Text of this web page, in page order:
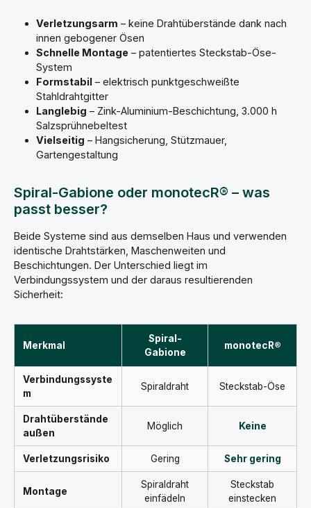
im Lieferumfang enthalten?Im Lieferumfang sind alle benötigten
Gittermatten, Steckschließen und Distanzhalter für den
vollständigen Aufbau enthalten. Die genaue Stückliste finden Sie
in der beiliegenden Montageanleitung.Brauche ich
Spezialwerkzeug für die Montage?Nein. Die Steckschließen
werden von oben durch die Ösen eingefädelt – kein Werkzeug
nötig. Lediglich für das Zubiegen der Distanzhalterenden wird
eine einfache Zange benötigt.Kann ich monotecR® Gabionen mit
Spiralgabionen kombinieren?Ja, beide Systeme sind
dimensional kompatibel und können in einem Projekt
nebeneinander eingesetzt werden. Da die Verbindungstechnik
unterschiedlich ist, werden sie jedoch getrennt aufgebaut.Wie
lange dauert die Lieferung?Größere Körbe werden per Spedition
Montageanleitung herunterladen (PDF)
Verletzungsarm – keine Drahtüberstände dank nach
innen gebogener Ösen
Schnelle Montage – patentiertes Steckstab-Öse-
System
Formstabil – elektrisch punktgeschweißte
Stahldrahtgitter
Langlebig – Zink-Aluminium-Beschichtung, 3.000 h
Salzsprühnebeltest
Vielseitig – Hangsicherung, Stützmauer,
Gartengestaltung
Spiral-Gabione oder monotecR® – was
passt besser?
Beide Systeme sind aus demselben Haus und verwenden
identische Drahtstärken, Maschenweiten und
Beschichtungen. Der Unterschied liegt im
Verbindungssystem und der daraus resultierenden
Sicherheit:
Merkmal
Spiral-
Gabione
monotecR®
Verbindungssyste
m
Spiraldraht Steckstab-Öse
Drahtüberstände
außen
Möglich Keine
Verletzungsrisiko Gering Sehr gering
Montage
Spiraldraht
einfädeln
Steckstab
einstecken